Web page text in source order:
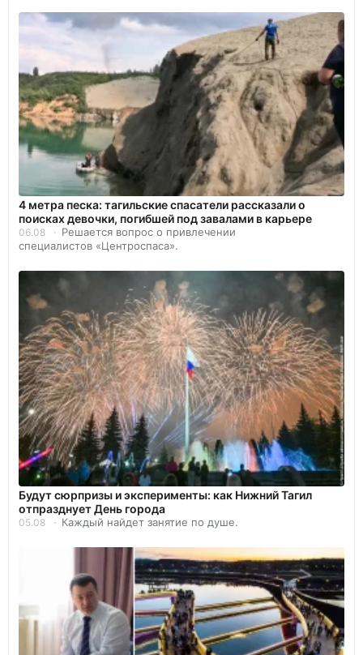
4 метра песка: тагильские спасатели рассказали о
поисках девочки, погибшей под завалами в карьере
06.08
Решается вопрос о привлечении
специалистов «Центроспаса».
Будут сюрпризы и эксперименты: как Нижний Тагил
отпразднует День города
05.08 Каждый найдет занятие по душе.